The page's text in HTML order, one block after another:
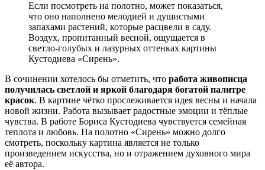
Если посмотреть на полотно, может показаться,
что оно наполнено мелодией и душистыми
запахами растений, которые расцвели в саду.
Воздух, пропитанный весной, ощущается в
светло-голубых и лазурных оттенках картины
Кустодиева «Сирень».
В сочинении хотелось бы отметить, что работа живописца
получилась светлой и яркой благодаря богатой палитре
красок. В картине чётко прослеживается идея весны и начала
новой жизни. Работа вызывает радостные эмоции и тёплые
чувства. В работе Бориса Кустодиева чувствуется семейная
теплота и любовь. На полотно «Сирень» можно долго
смотреть, поскольку картина является не только
произведением искусства, но и отражением духовного мира
её автора.